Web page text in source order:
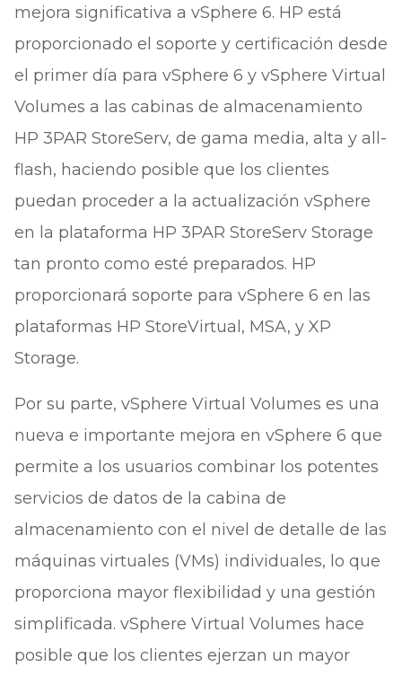
mejora significativa a vSphere 6. HP está
proporcionado el soporte y certificación desde
el primer día para vSphere 6 y vSphere Virtual
Volumes a las cabinas de almacenamiento
HP 3PAR StoreServ, de gama media, alta y all-
flash, haciendo posible que los clientes
puedan proceder a la actualización vSphere
en la plataforma HP 3PAR StoreServ Storage
tan pronto como esté preparados. HP
proporcionará soporte para vSphere 6 en las
plataformas HP StoreVirtual, MSA, y XP
Storage.
Por su parte, vSphere Virtual Volumes es una
nueva e importante mejora en vSphere 6 que
permite a los usuarios combinar los potentes
servicios de datos de la cabina de
almacenamiento con el nivel de detalle de las
máquinas virtuales (VMs) individuales, lo que
proporciona mayor flexibilidad y una gestión
simplificada. vSphere Virtual Volumes hace
posible que los clientes ejerzan un mayor